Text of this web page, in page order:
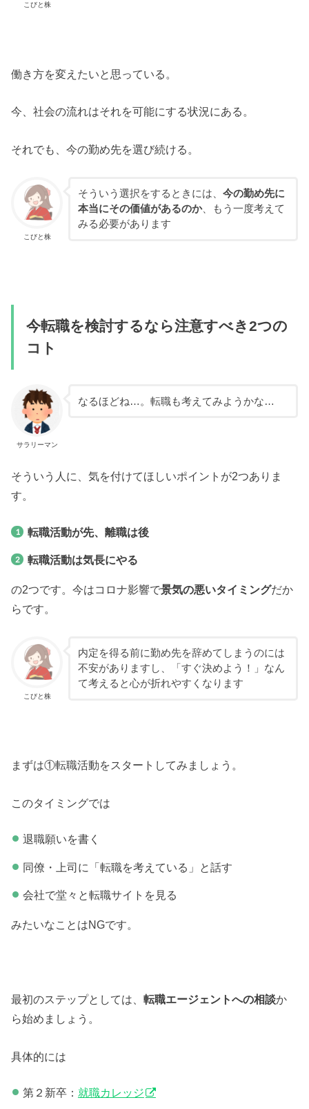
こびと株
働き方を変えたいと思っている。
今、社会の流れはそれを可能にする状況にある。
それでも、今の勤め先を選び続ける。
こびと株
そういう選択をするときには、 今の勤め先に
本当にその価値があるのか、もう一度考えて
みる必要があります
今転職を検討するなら注意すべき2つの
コト
サラリーマン
なるほどね…。転職も考えてみようかな…
そういう人に、気を付けてほしいポイントが2つありま
す。
転職活動が先、離職は後
転職活動は気長にやる
の2つです。今はコロナ影響で景気の悪いタイミングだか
らです。
こびと株
内定を得る前に勤め先を辞めてしまうのには
不安がありますし、「すぐ決めよう！」なん
て考えると心が折れやすくなります
まずは①転職活動をスタートしてみましょう。
このタイミングでは
退職願いを書く
同僚・上司に「転職を考えている」と話す
会社で堂々と転職サイトを見る
みたいなことはNGです。
最初のステップとしては、転職エージェントへの相談か
ら始めましょう。
具体的には
第２新卒： 就職カレッジ